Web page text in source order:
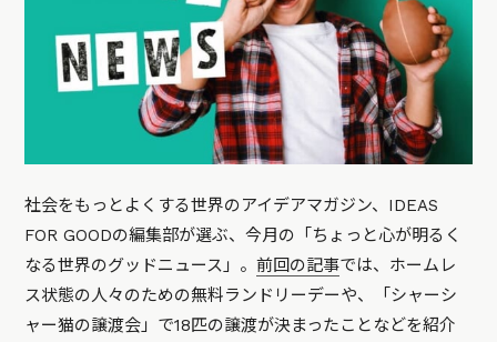
社会をもっとよくする世界のアイデアマガジン、IDEAS
FOR GOODの編集部が選ぶ、今月の「ちょっと心が明るく
なる世界のグッドニュース」。前回の記事では、ホームレ
ス状態の人々のための無料ランドリーデーや、「シャーシ
ャー猫の譲渡会」で18匹の譲渡が決まったことなどを紹介